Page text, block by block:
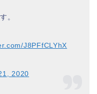
。
J8PFfCLYhX
2020